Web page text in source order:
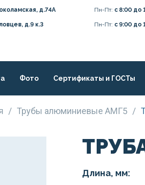
д.74А
д.9 к.3
Пн-Пт: с 8:00 до
Пн-Пт: с 9:00 до
Фото Сертификаты и ГОСТы
/ Трубы алюминиевые АМГ5 /
Длина, мм: